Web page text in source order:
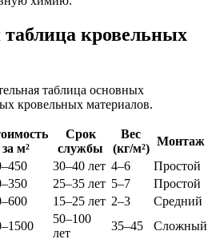
кровельных
таблица основных
кровельных материалов.
за м²
Срок
службы
Вес
(кг/м²)
Монтаж
30–40 лет 4–6
Простой
25–35 лет 5–7
Простой
15–25 лет 2–3
Средний
50–100
лет
35–45
Сложный